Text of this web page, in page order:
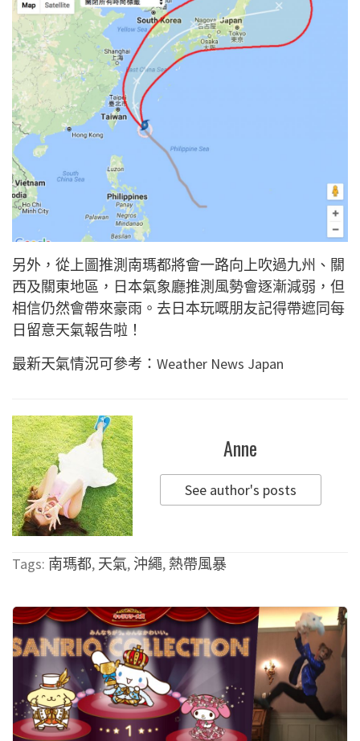
另外，從上圖推測南瑪都將會一路向上吹過九州、關
西及關東地區，日本氣象廳推測風勢會逐漸減弱，但
相信仍然會帶來豪雨。去日本玩嘅朋友記得帶遮同每
日留意天氣報告啦！
最新天氣情況可參考： Weather News Japan
Anne
See author's posts
Tags: 南瑪都, 天氣, 沖繩, 熱帶風暴